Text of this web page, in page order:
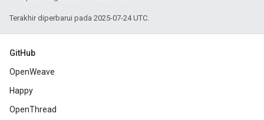
Terakhir diperbarui pada 2025-07-24 UTC.
GitHub
OpenWeave
Happy
OpenThread